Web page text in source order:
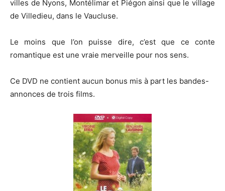
villes de Nyons, Montélimar et Piégon ainsi que le village
de Villedieu, dans le Vaucluse.
Le moins que l’on puisse dire, c’est que ce conte
romantique est une vraie merveille pour nos sens.
Ce DVD ne contient aucun bonus mis à part les bandes-
annonces de trois films.